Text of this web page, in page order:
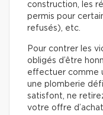
construction, les
permis pour
refusés), etc.
Pour contrer les
obligés d’être
effectuer comme
une plomberie
satisfont, ne
votre offre